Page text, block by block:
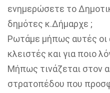
ενημερώσετε το
δημότες κ.Δήμαρχε ;
Ρωτάμε μήπως αυτές οι
κλειστές και για ποιο
Μήπως τινάζεται στον
στρατοπέδου που